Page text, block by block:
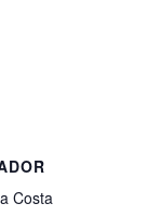
Costa